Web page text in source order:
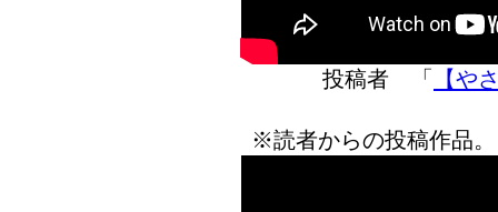
投稿者 「 【や
※読者からの投稿作品